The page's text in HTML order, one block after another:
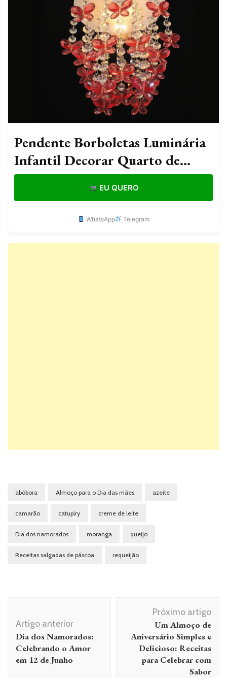
Pendente Borboletas Luminária
Infantil Decorar Quarto de
Menina Quartinho Bebê LED
Lustre bivolt
EU QUERO
WhatsApp Telegram
abóbora Almoço para o Dia das mães azeite
camarão catupiry creme de leite
Dia dos namorados moranga queijo
Receitas salgadas de páscoa requeijão
de
post
Artigo anterior
Dia dos Namorados:
Celebrando o Amor
em 12 de Junho
Próximo artigo
Um Almoço de
Aniversário Simples e
Delicioso: Receitas
para Celebrar com
Sabor